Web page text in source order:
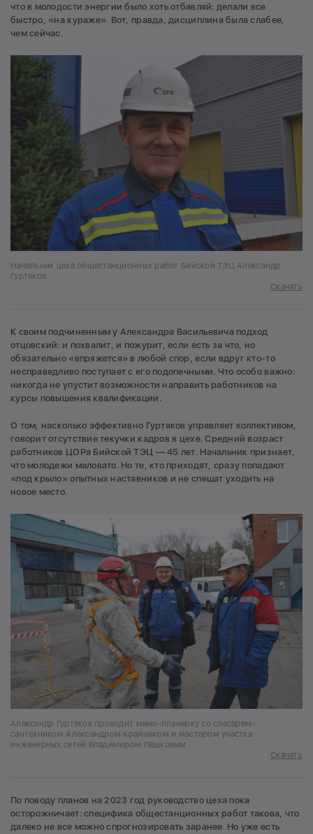
что в молодости энергии было хоть отбавляй: делали все
быстро, «на кураже». Вот, правда, дисциплина была слабее,
чем сейчас.
Начальник цеха общестанционных работ Бийской ТЭЦ Александр
Гуртяков
Скачать
К своим подчиненным у Александра Васильевича подход
отцовский: и похвалит, и пожурит, если есть за что, но
обязательно «впряжется» в любой спор, если вдруг кто-то
несправедливо поступает с его подопечными. Что особо важно:
никогда не упустит возможности направить работников на
курсы повышения квалификации.
О том, насколько эффективно Гуртяков управляет коллективом,
говорит отсутствие текучки кадров в цехе. Средний возраст
работников ЦОРа Бийской ТЭЦ — 45 лет. Начальник признает,
что молодежи маловато. Но те, кто приходят, сразу попадают
«под крыло» опытных наставников и не спешат уходить на
новое место.
Александр Гуртяков проводит мини-планерку со слесарем-
сантехником Александром Крайником и мастером участка
инженерных сетей Владимиром Пешковым
Скачать
По поводу планов на 2023 год руководство цеха пока
осторожничает: специфика общестанционных работ такова, что
далеко не все можно спрогнозировать заранее. Но уже есть